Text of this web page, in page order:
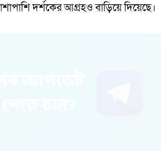
দর্শকের আগ্রহও বাড়িয়ে দিয়েছে।